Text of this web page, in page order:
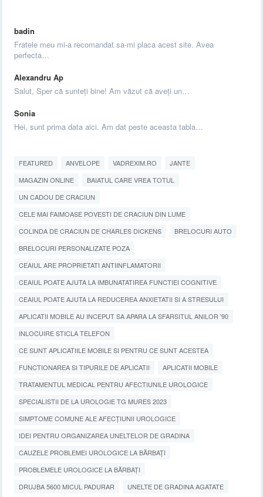
badin
Fratele meu mi-a recomandat sa-mi placa acest site. Avea
perfecta…
Alexandru Ap
Salut, Sper că sunteți bine! Am văzut că aveți un…
Sonia
Hei, sunt prima data aici. Am dat peste aceasta tabla…
FEATURED ANVELOPE VADREXIM.RO
JANTE
MAGAZIN ONLINE
BAIATUL CARE VREA TOTUL
UN CADOU DE CRACIUN
CELE MAI FAIMOASE POVESTI DE CRACIUN DIN LUME
COLINDA DE CRACIUN DE CHARLES DICKENS
BRELOCURI AUTO
BRELOCURI PERSONALIZATE POZA
CEAIUL ARE PROPRIETATI ANTIINFLAMATORII
CEAIUL POATE AJUTA LA IMBUNATATIREA FUNCTIEI COGNITIVE
CEAIUL POATE AJUTA LA REDUCEREA ANXIETATII SI A STRESULUI
APLICATII MOBILE AU INCEPUT SA APARA LA SFARSITUL ANILOR '90
INLOCUIRE STICLA TELEFON
CE SUNT APLICATIILE MOBILE SI PENTRU CE SUNT ACESTEA
FUNCTIONAREA SI TIPURILE DE APLICATII
APLICATII MOBILE
TRATAMENTUL MEDICAL PENTRU AFECTIUNILE UROLOGICE
SPECIALISTII DE LA UROLOGIE TG MURES 2023
SIMPTOME COMUNE ALE AFECȚIUNII UROLOGICE
IDEI PENTRU ORGANIZAREA UNELTELOR DE GRADINA
CAUZELE PROBLEMEI UROLOGICE LA BĂRBAȚI
PROBLEMELE UROLOGICE LA BĂRBAȚI
DRUJBA 5600 MICUL PADURAR
UNELTE DE GRADINA AGATATE